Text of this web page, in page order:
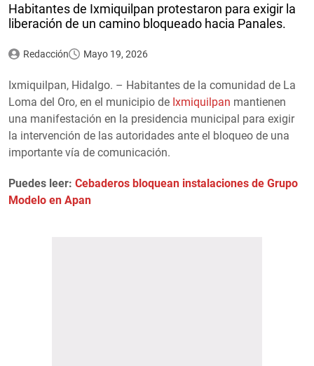
Habitantes de Ixmiquilpan protestaron para exigir la
liberación de un camino bloqueado hacia Panales.
Redacción Mayo 19, 2026
Ixmiquilpan, Hidalgo. – Habitantes de la comunidad de La
Loma del Oro, en el municipio de Ixmiquilpan mantienen
una manifestación en la presidencia municipal para exigir
la intervención de las autoridades ante el bloqueo de una
importante vía de comunicación.
Puedes leer: Cebaderos bloquean instalaciones de Grupo
Modelo en Apan